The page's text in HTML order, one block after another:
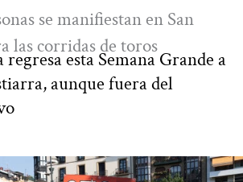
se manifiestan en San
las corridas de toros
esta Semana Grande a
aunque fuera del